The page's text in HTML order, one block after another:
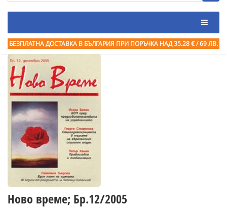
БЕЗПЛАТНА ДОСТАВКА В БЪЛГАРИЯ ПРИ ПОРЪЧКА НАД 35.28 € / 69 ЛВ.
Ново време; Бр.12/2005